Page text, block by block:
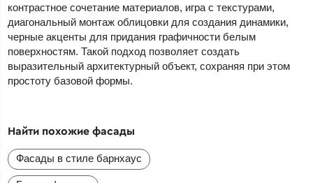
контрастное сочетание материалов, игра с текстурами,
диагональный монтаж облицовки для создания динамики,
черные акценты для придания графичности белым
поверхностям. Такой подход позволяет создать
выразительный архитектурный объект, сохраняя при этом
простоту базовой формы.
Найти похожие фасады
Фасады в стиле барнхаус